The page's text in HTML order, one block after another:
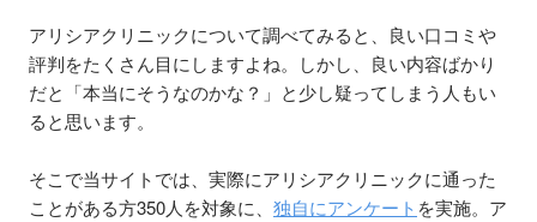
アリシアクリニックについて調べてみると、良い口コミや
評判をたくさん目にしますよね。しかし、良い内容ばかり
だと「本当にそうなのかな？」と少し疑ってしまう人もい
ると思います。
そこで当サイトでは、実際にアリシアクリニックに通った
ことがある方350人を対象に、 独自にアンケート を実施。ア